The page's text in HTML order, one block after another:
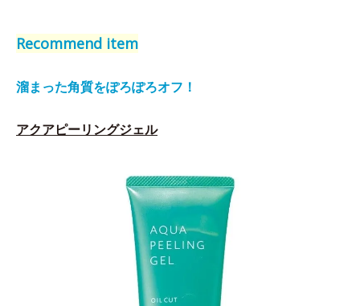
Recommend item
溜まった角質をぽろぽろオフ！
アクアピーリングジェル